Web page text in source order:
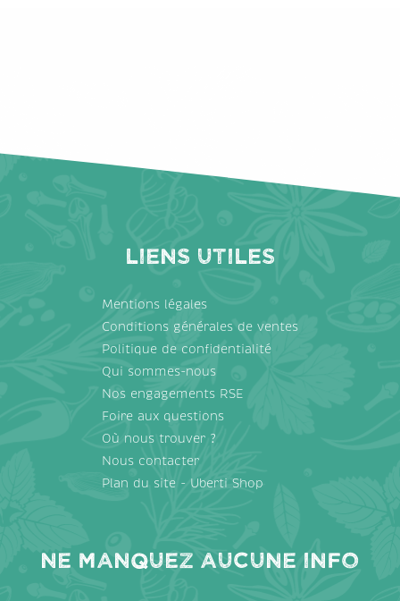
Liens utiles
Mentions légales
Conditions générales de ventes
Politique de confidentialité
Qui sommes-nous
Nos engagements RSE
Foire aux questions
Où nous trouver ?
Nous contacter
Plan du site - Uberti Shop
Ne manquez aucune info